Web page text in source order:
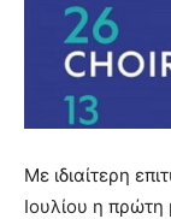
Με ιδιαίτερη
Ιουλίου η